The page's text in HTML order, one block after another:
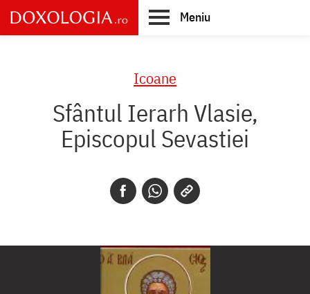
Skip
to
main
Meniu
Icoane
Sfântul Ierarh Vlasie,
Episcopul Sevastiei